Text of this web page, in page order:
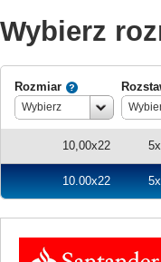
Wybierz
Rozmiar
Wybierz
10,00x22
10.00x22